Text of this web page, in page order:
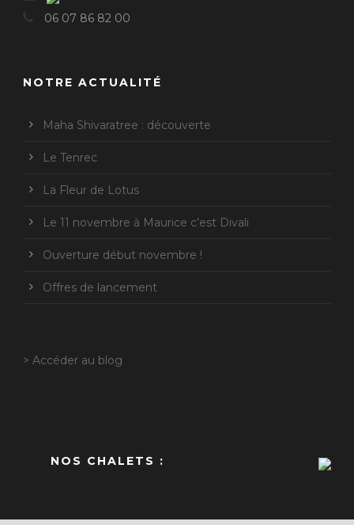
06 07 86 82 00
NOTRE ACTUALITÉ
Maha Shivaratree : découverte
Le Tenrec
La Fleur de Lotus
Le 11 novembre à Maurice c’est Divali
Ouverture début novembre !
Offres de lancement
> Accéder au blog
NOS CHALETS :